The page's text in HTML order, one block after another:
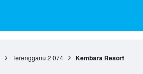
Terengganu 2 074 Kembara Resort